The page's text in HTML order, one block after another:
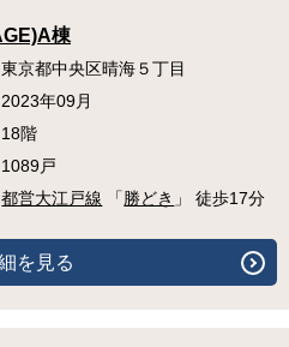
棟
東京都中央区晴海５丁目
2023年09月
18階
1089戸
都営大江戸線 「 勝どき 」 徒歩17分
を見る